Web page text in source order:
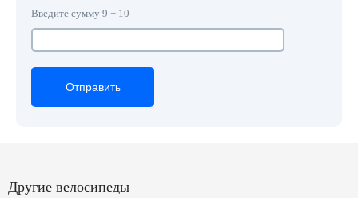
Введите сумму 9 + 10
Отправить
Отправить
Отправить
Другие велосипеды